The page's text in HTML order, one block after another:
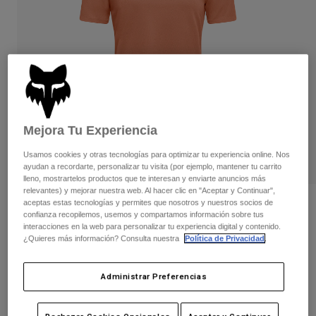
Pantalones largos
Pantalones cortos
Chaquetas y chalecos
Guantes
Protecciones
Gafas de protección
Calcetines
Accesorios
Recambios
Pantalones
Guantes
Chaquetas
Gafas de protección
Calcetines
Mochilas y accesorios
Mujer
Camisetas y tops
Sudaderas
Chaquetas
Pantalones
Camisas
Ver todo
Niños
Ver todo
Moto
Cascos
Camisetas
Pantalones
Botas
Gafas de Protección
Opiniones
Jersey Ranger Fox Head de mujer
N.º de artículo33440
Mejora Tu Experiencia
Usamos cookies y otras tecnologías para optimizar tu experiencia online. Nos
ayudan a recordarte, personalizar tu visita (por ejemplo, mantener tu carrito
lleno, mostrartelos productos que te interesan y enviarte anuncios más
relevantes) y mejorar nuestra web. Al hacer clic en "Aceptar y Continuar",
aceptas estas tecnologías y permites que nosotros y nuestros socios de
confianza recopilemos, usemos y compartamos información sobre tus
interacciones en la web para personalizar tu experiencia digital y contenido.
¿Quieres más información? Consulta nuestra
Política de Privacidad
Administrar Preferencias